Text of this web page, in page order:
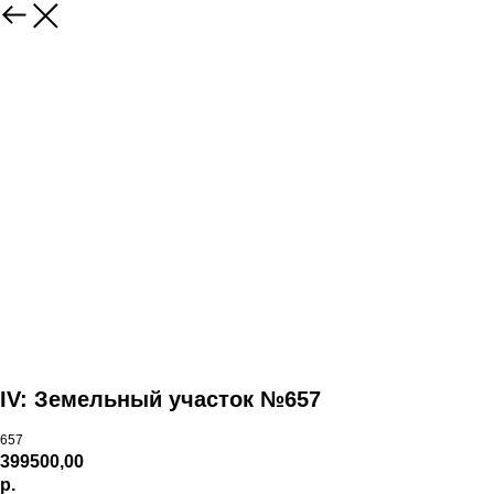
IV: Земельный участок №657
657
399500,00
р.